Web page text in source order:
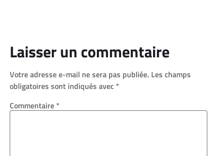
Laisser un commentaire
Votre adresse e-mail ne sera pas publiée. Les champs
obligatoires sont indiqués avec *
Commentaire *